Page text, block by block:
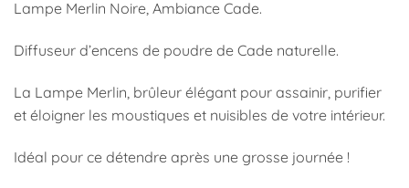
Lampe Merlin Noire, Ambiance Cade.
Diffuseur d’encens de poudre de Cade naturelle.
La Lampe Merlin, brûleur élégant pour assainir, purifier
et éloigner les moustiques et nuisibles de votre intérieur.
Idéal pour ce détendre après une grosse journée !